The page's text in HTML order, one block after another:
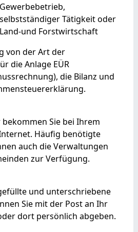
Tätigkeit oder
und Forstwirtschaft
von der Art der
die Anlage EÜR
die Bilanz und
Sie bei Ihrem
Häufig benötigte
auch die Verwaltungen
zur Verfügung.
und unterschriebene
Sie mit der Post an Ihr
dort persönlich abgeben.